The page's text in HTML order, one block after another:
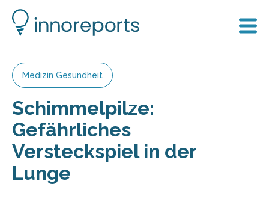
Medizin Gesundheit
Schimmelpilze:
Gefährliches
Versteckspiel in der
Lunge